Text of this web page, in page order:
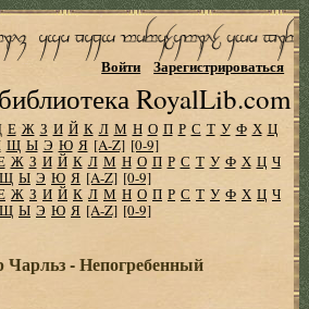
RoyalLib.com
Войти Зарегистрироваться
Е Ж З И Й К Л М Н О П Р С Т У Ф Х Ц
Щ Ы Э Ю Я [A-Z] [0-9]
Ж З И Й К Л М Н О П Р С Т У Ф Х Ц Ч
Щ Ы Э Ю Я [A-Z] [0-9]
Ж З И Й К Л М Н О П Р С Т У Ф Х Ц Ч
Щ Ы Э Ю Я [A-Z] [0-9]
Чарльз - Непогребенный